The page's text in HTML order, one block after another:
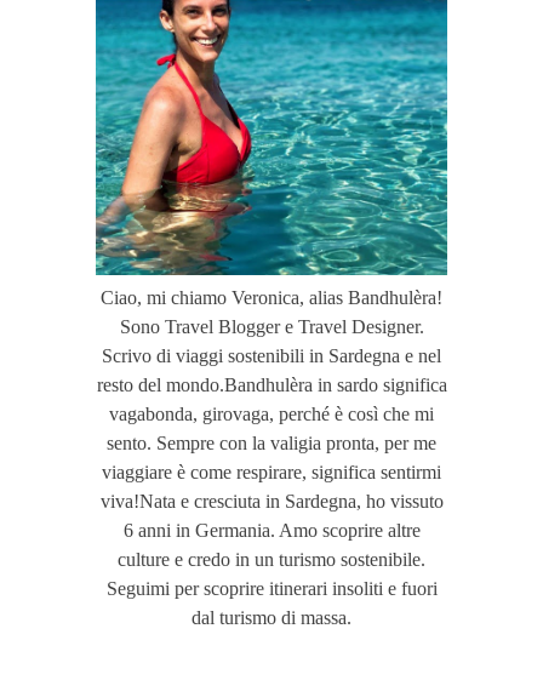
Ciao, mi chiamo Veronica, alias Bandhulèra!
Sono Travel Blogger e Travel Designer.
Scrivo di viaggi sostenibili in Sardegna e nel
resto del mondo.Bandhulèra in sardo significa
vagabonda, girovaga, perché è così che mi
sento. Sempre con la valigia pronta, per me
viaggiare è come respirare, significa sentirmi
viva!Nata e cresciuta in Sardegna, ho vissuto
6 anni in Germania. Amo scoprire altre
culture e credo in un turismo sostenibile.
Seguimi per scoprire itinerari insoliti e fuori
dal turismo di massa.